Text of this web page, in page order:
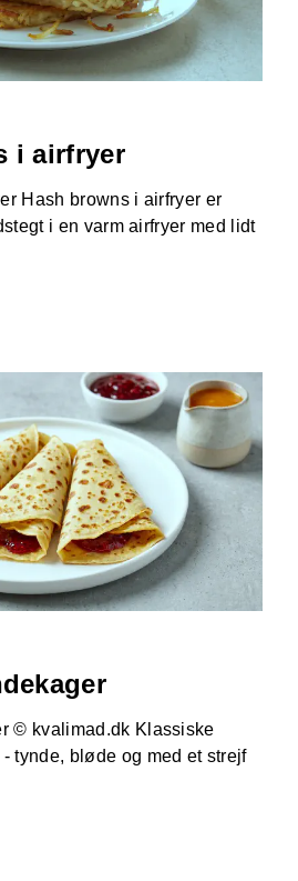
i airfryer
Hash browns i airfryer er
i en varm airfryer med lidt
© kvalimad.dk Klassiske
tynde, bløde og med et strejf